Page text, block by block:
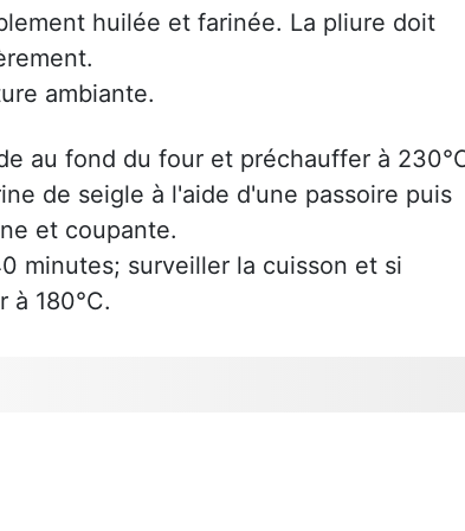
huilée et farinée. La pliure doit
ambiante.
au fond du four et préchauffer à
de seigle à l'aide d'une passoire puis
et coupante.
minutes; surveiller la cuisson et si
à 180°C.